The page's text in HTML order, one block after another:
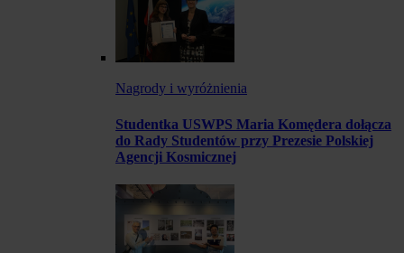
Nagrody i wyróżnienia
Studentka USWPS Maria Komędera dołącza
do Rady Studentów przy Prezesie Polskiej
Agencji Kosmicznej